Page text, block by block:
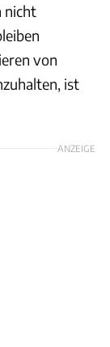
nicht
von
ist
ANZEIGE